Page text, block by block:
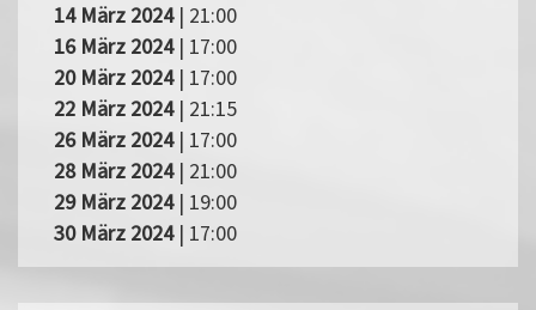
14 März 2024| 21:00
16 März 2024| 17:00
20 März 2024| 17:00
22 März 2024| 21:15
26 März 2024| 17:00
28 März 2024| 21:00
29 März 2024| 19:00
30 März 2024| 17:00